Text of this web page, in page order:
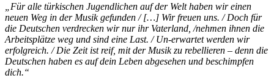
„Für alle türkischen Jugendlichen auf der Welt haben wir einen
neuen Weg in der Musik gefunden / […] Wir freuen uns. / Doch für
die Deutschen verdrecken wir nur ihr Vaterland, /nehmen ihnen die
Arbeitsplätze weg und sind eine Last. / Un-erwartet werden wir
erfolgreich. / Die Zeit ist reif, mit der Musik zu rebellieren – denn die
Deutschen haben es auf dein Leben abgesehen und beschimpfen
dich.“